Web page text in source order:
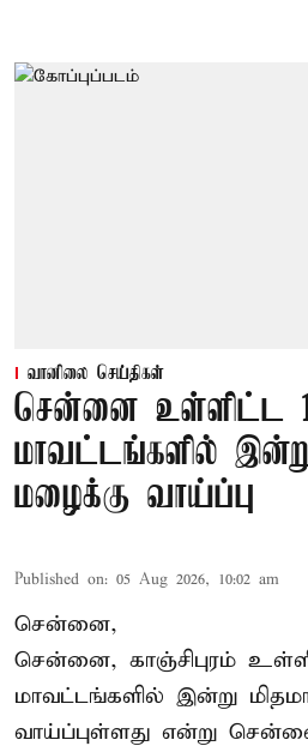
வானிலை செய்திகள்
சென்னை உள்ளிட்ட
மாவட்டங்களில்
மழைக்கு வாய்ப்பு
Published on: 05 Aug 2026, 10:02 am
சென்னை,
சென்னை, காஞ்சிபுரம்
மாவட்டங்களில் இன்று
வாய்ப்புள்ளது என்று